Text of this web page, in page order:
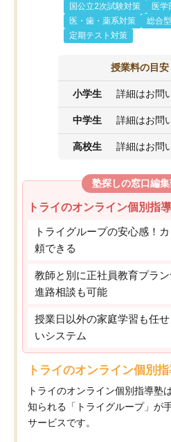
国公立2次試験対策
医学
医・歯・薬系対策
総合
定期テスト対策
授業料の目安
小学生 詳細はお問
中学生 詳細はお問
高校生 詳細はお問
塾探しの窓口編
トライのオンライン個別指
トライグループの安心感！
頼できる
教師と別に正社員教育プラ
進路相談も可能
授業日以外の家庭学習も任
いシステム
トライのオンライン個別
トライのオンライン個別指導塾
知られる「トライグループ」が
サービスです。